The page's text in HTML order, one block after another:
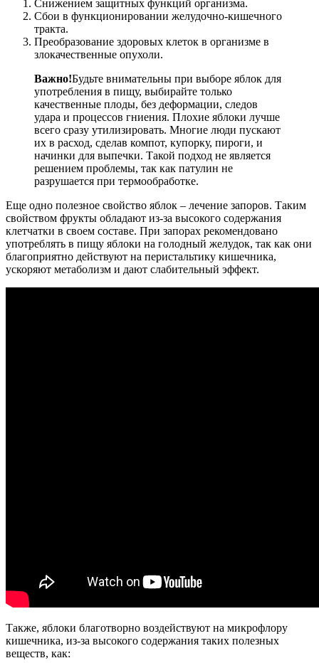
Снижением защитных функций организма.
Сбои в функционировании желудочно-кишечного
тракта.
Преобразование здоровых клеток в организме в
злокачественные опухоли.
Важно!Будьте внимательны при выборе яблок для
употребления в пищу, выбирайте только
качественные плоды, без деформации, следов
удара и процессов гниения. Плохие яблоки лучше
всего сразу утилизировать. Многие люди пускают
их в расход, сделав компот, купорку, пироги, и
начинки для выпечки. Такой подход не является
решением проблемы, так как патулин не
разрушается при термообработке.
Еще одно полезное свойство яблок – лечение запоров. Таким
свойством фрукты обладают из-за высокого содержания
клетчатки в своем составе. При запорах рекомендовано
употреблять в пищу яблоки на голодный желудок, так как они
благоприятно действуют на перистальтику кишечника,
ускоряют метаболизм и дают слабительный эффект.
Также, яблоки благотворно воздействуют на микрофлору
кишечника, из-за высокого содержания таких полезных
веществ, как: